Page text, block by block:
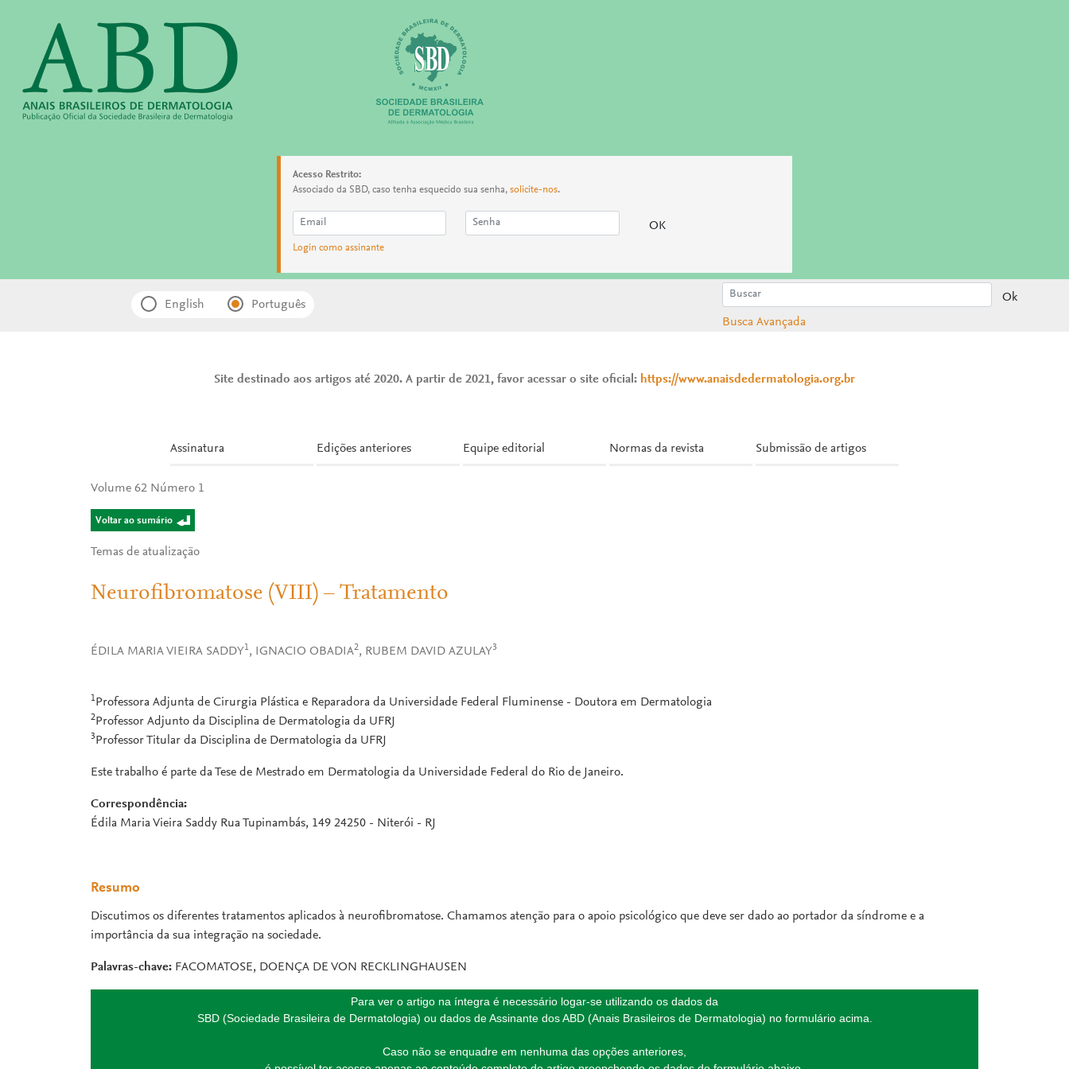
Acesso Restrito:
Associado da SBD, caso tenha esquecido sua senha, solicite-nos.
Login como assinante
English Português
Ok
Busca Avançada
Site destinado aos artigos até 2020. A partir de 2021, favor acessar o site oficial: https://www.anaisdedermatologia.org.br
Assinatura Edições anteriores Equipe editorial Normas da revista Submissão de artigos
Volume 62 Número 1
Voltar ao sumário
Temas de atualização
Neurofibromatose (VIII) – Tratamento
ÉDILA MARIA VIEIRA SADDY1, IGNACIO OBADIA2, RUBEM DAVID AZULAY3
1 Professora Adjunta de Cirurgia Plástica e Reparadora da Universidade Federal Fluminense - Doutora em Dermatologia
2 Professor Adjunto da Disciplina de Dermatologia da UFRJ
3 Professor Titular da Disciplina de Dermatologia da UFRJ
Este trabalho é parte da Tese de Mestrado em Dermatologia da Universidade Federal do Rio de Janeiro.
Correspondência:
Édila Maria Vieira Saddy Rua Tupinambás, 149 24250 - Niterói - RJ
Resumo
Discutimos os diferentes tratamentos aplicados à neurofibromatose. Chamamos atenção para o apoio psicológico que deve ser dado ao portador da síndrome e a
importância da sua integração na sociedade.
Palavras-chave: FACOMATOSE, DOENÇA DE VON RECKLINGHAUSEN
Para ver o artigo na íntegra é necessário logar-se utilizando os dados da
SBD (Sociedade Brasileira de Dermatologia) ou dados de Assinante dos ABD (Anais Brasileiros de Dermatologia) no formulário acima.
Caso não se enquadre em nenhuma das opções anteriores,